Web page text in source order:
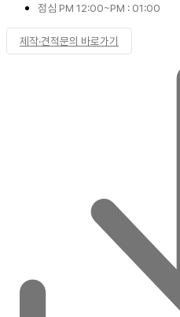
점심 PM 12:00~PM : 01:00
제작·견적문의 바로가기